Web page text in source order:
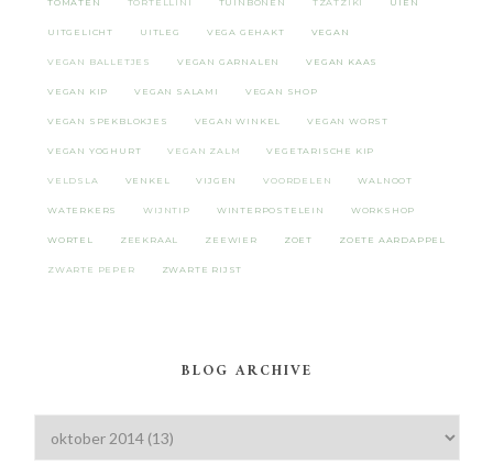
TOMATEN TORTELLINI TUINBONEN TZATZIKI UIEN
UITGELICHT UITLEG VEGA GEHAKT VEGAN
VEGAN BALLETJES VEGAN GARNALEN VEGAN KAAS
VEGAN KIP VEGAN SALAMI VEGAN SHOP
VEGAN SPEKBLOKJES VEGAN WINKEL VEGAN WORST
VEGAN YOGHURT VEGAN ZALM VEGETARISCHE KIP
VELDSLA VENKEL VIJGEN VOORDELEN WALNOOT
WATERKERS WIJNTIP WINTERPOSTELEIN WORKSHOP
WORTEL ZEEKRAAL ZEEWIER ZOET ZOETE AARDAPPEL
ZWARTE PEPER ZWARTE RIJST
BLOG ARCHIVE